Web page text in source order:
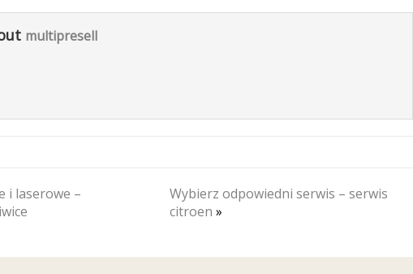
multipresell
i laserowe –
Wybierz odpowiedni serwis – serwis
citroen »